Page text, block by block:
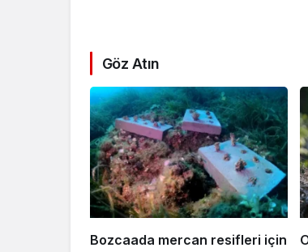
Göz Atın
Bozcaada mercan resifleri için